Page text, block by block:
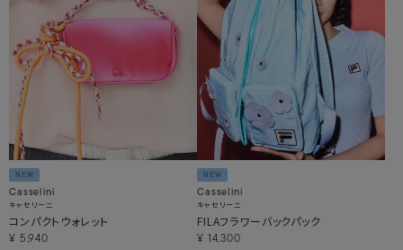
NEW
Casselini
キャセリーニ
コンパクトウォレット
¥ 5,940
NEW
Casselini
キャセリーニ
FILAフラワーバックパック
¥ 14,300